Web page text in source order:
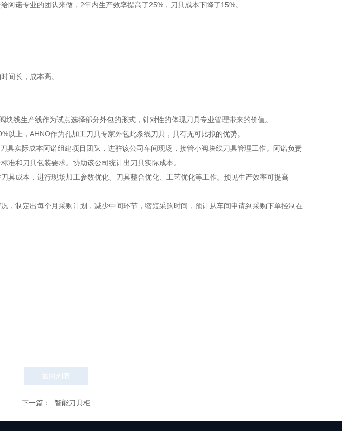
阿诺专业的团队来做，2年内生产效率提高了25%，刀具成本下降了15%。
间长，成本高。
块线生产线作为试点选择部分外包的形式，针对性的体现刀具专业管理带来的价值。
以上，AHNO作为孔加工刀具专家外包此条线刀具，具有无可比拟的优势。
具实际成本阿诺组建项目团队，进驻该公司车间现场，接管小阀块线刀具管理工作。阿诺负责
准和刀具包装要求。协助该公司统计出刀具实际成本。
具成本，进行现场加工参数优化、刀具整合优化、工艺优化等工作。预见生产效率可提高
，制定出每个月采购计划，减少中间环节，缩短采购时间，预计从车间申请到采购下单控制在
返回列表
下一篇： 智能刀具柜